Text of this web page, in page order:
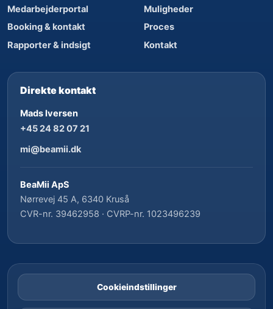
Medarbejderportal
Booking & kontakt
Rapporter & indsigt
Muligheder
Proces
Kontakt
Direkte kontakt
Mads Iversen
+45 24 82 07 21
mi@beamii.dk
BeaMii ApS
Nørrevej 45 A, 6340 Kruså
CVR-nr. 39462958 · CVRP-nr. 1023496239
Cookieindstillinger